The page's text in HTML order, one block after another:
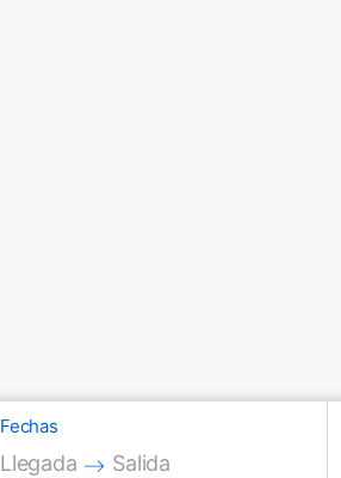
Fechas
Press the down arrow key to
Llegada
Press the down arrow
Salida